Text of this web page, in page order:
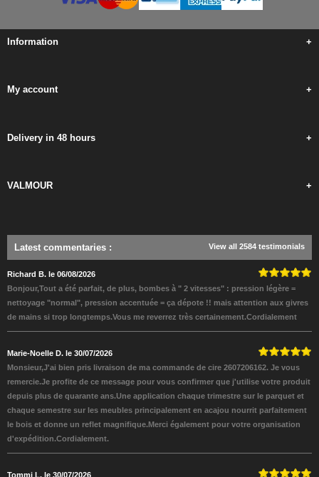
Information +
My account +
Delivery in 48 hours +
VALMOUR +
Latest commentaries : View all 2584 testimonials
Richard B. le 06/08/2026
Bonjour,Tout a été parfait, de plus, bombes à " 2 vitesses" : pression légère =
nettoyage "normal", pression accentuée = ça dépote !! mais attention aux givres
de mains si trop longtemps.Vous me reverrez très certainement.Cordialement
Marie-Noelle D. le 30/07/2026
Monsieur,J'ai bien pris livraison de ma commande de cire 2607206162. Je vous
remercie.Je profite de ce message pour vous confirmer que j'utilise votre produit
depuis plus de quarante ans.Une application chaque trimestre sur le parquet et
chaque semestre sur les meubles principalement en acajou nourrit parfaitement
le bois et donne un reflet magnifique.Merci également pour votre organisation
d'expédition.Cordialement.
Tommi L. le 30/07/2026